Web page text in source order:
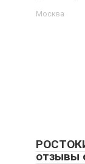
Москва
отзывы